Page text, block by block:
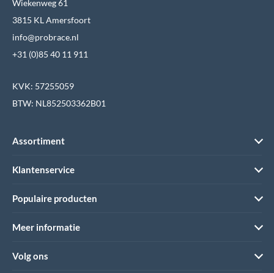
Wiekenweg 61
3815 KL Amersfoort
info@probrace.nl
+31 (0)85 40 11 911
KVK: 57255059
BTW: NL852503362B01
Assortiment
Klantenservice
Populaire producten
Meer informatie
Volg ons